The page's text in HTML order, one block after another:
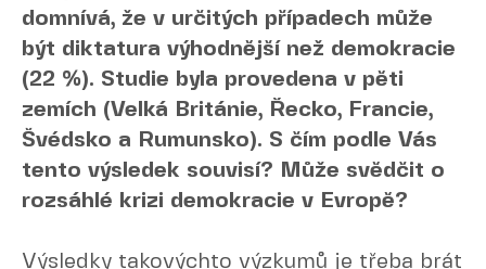
domnívá, že v určitých případech může
být diktatura výhodnější než demokracie
(22 %). Studie byla provedena v pěti
zemích (Velká Británie, Řecko, Francie,
Švédsko a Rumunsko). S čím podle Vás
tento výsledek souvisí? Může svědčit o
rozsáhlé krizi demokracie v Evropě?
Výsledky takovýchto výzkumů je třeba brát